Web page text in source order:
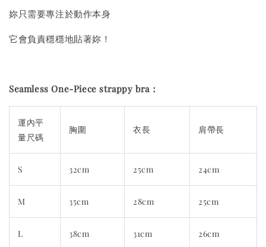
妳只需要專注於動作本身
它會負責穩穩地貼著妳！
Seamless One-Piece strappy bra ：
運內平
量尺碼
胸圍 衣長 肩帶長
S 32cm 25cm 24cm
M 35cm 28cm 25cm
L 38cm 31cm 26cm